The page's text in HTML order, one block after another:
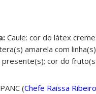
Caule: cor do látex
amarela com
presente(s); cor do
(Chefe Raissa Ribeiro